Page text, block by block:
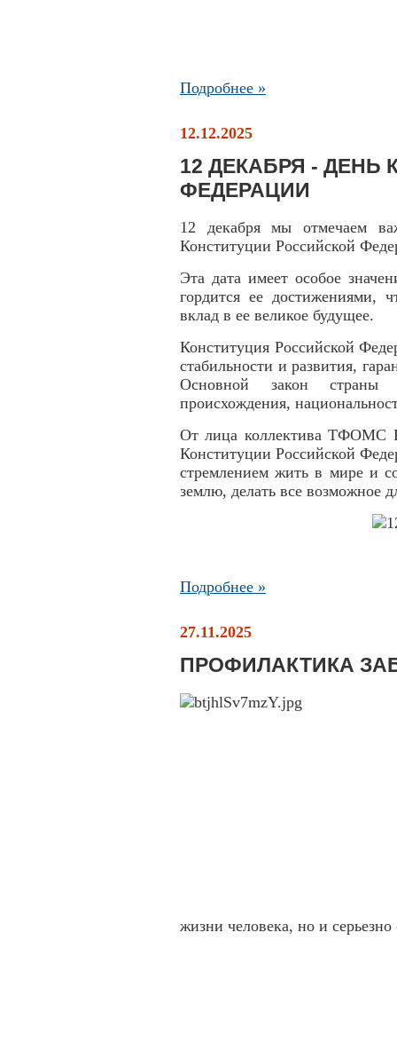
Подробнее »
12.12.2025
12 ДЕКАБРЯ -
ФЕДЕРАЦИИ
12 декабря мы отмечаем
Конституции Российской
Эта дата имеет особое
гордится ее достижениями,
вклад в ее великое будущее.
Конституция Российской
стабильности и развития,
Основной закон страны
происхождения,
От лица коллектива ТФОМС
Конституции Российской
стремлением жить в мире и
землю, делать все возможное
Подробнее »
27.11.2025
ПРОФИЛАКТИКА
жизни человека, но и серьезно